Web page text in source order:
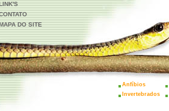
DO SITE
Anfíbios
Invertebrados